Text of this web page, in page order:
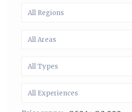
All Regions
All Areas
All Types
All Experiences